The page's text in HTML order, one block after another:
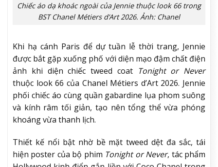
Chiếc áo dạ khoác ngoài của Jennie thuộc look 66 trong
BST Chanel Métiers d’Art 2026. Ảnh: Chanel
Khi hạ cánh Paris để dự tuần lễ thời trang, Jennie
được bắt gặp xuống phố với diện mạo đậm chất điện
ảnh khi diện chiếc tweed coat Tonight or Never
thuộc look 66 của Chanel Métiers d’Art 2026. Jennie
phối chiếc áo cùng quần gabardine lụa phom suông
và kính râm tối giản, tạo nên tổng thể vừa phóng
khoáng vừa thanh lịch.
Thiết kế nổi bật nhờ bề mặt tweed dệt đa sắc, tái
hiện poster của bộ phim Tonight or Never, tác phẩm